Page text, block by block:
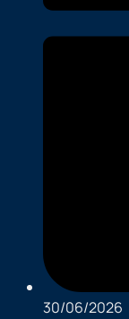
30/06/2026